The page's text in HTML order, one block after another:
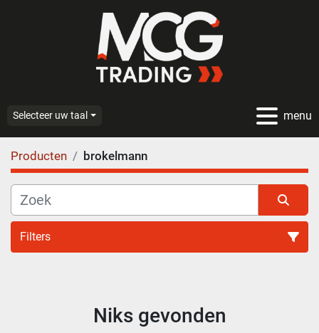
menu
Selecteer uw taal
Producten brokelmann
Filters
Sorteren op
Niks gevonden